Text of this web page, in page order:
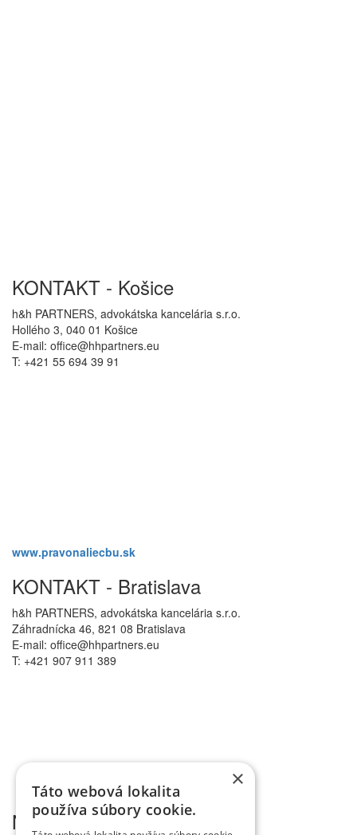
KONTAKT - Košice
h&h PARTNERS, advokátska kancelária s.r.o.
Hollého 3, 040 01 Košice
E-mail: office@hhpartners.eu
T: +421 55 694 39 91
www.pravonaliecbu.sk
KONTAKT - Bratislava
h&h PARTNERS, advokátska kancelária s.r.o.
Záhradnícka 46, 821 08 Bratislava
E-mail: office@hhpartners.eu
T: +421 907 911 389
Novinky mailom
×
Táto webová lokalita
používa súbory cookie.